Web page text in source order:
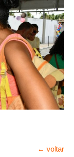
← voltar